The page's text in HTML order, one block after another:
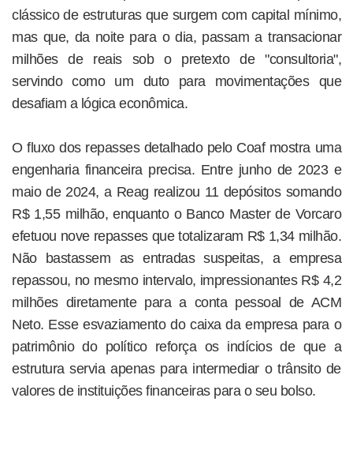
clássico de estruturas que surgem com capital mínimo,
mas que, da noite para o dia, passam a transacionar
milhões de reais sob o pretexto de "consultoria",
servindo como um duto para movimentações que
desafiam a lógica econômica.
O fluxo dos repasses detalhado pelo Coaf mostra uma
engenharia financeira precisa. Entre junho de 2023 e
maio de 2024, a Reag realizou 11 depósitos somando
R$ 1,55 milhão, enquanto o Banco Master de Vorcaro
efetuou nove repasses que totalizaram R$ 1,34 milhão.
Não bastassem as entradas suspeitas, a empresa
repassou, no mesmo intervalo, impressionantes R$ 4,2
milhões diretamente para a conta pessoal de ACM
Neto. Esse esvaziamento do caixa da empresa para o
patrimônio do político reforça os indícios de que a
estrutura servia apenas para intermediar o trânsito de
valores de instituições financeiras para o seu bolso.